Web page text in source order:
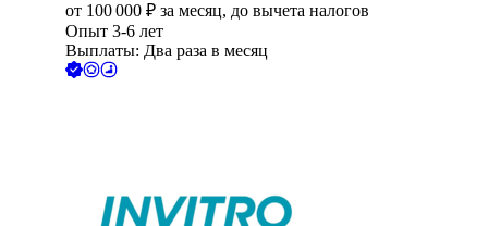
от 100 000 ₽ за месяц, до вычета налогов
Опыт 3-6 лет
Выплаты: Два раза в месяц